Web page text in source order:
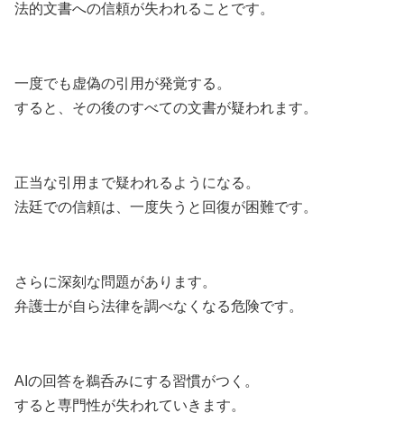
法的文書への信頼が失われることです。
一度でも虚偽の引用が発覚する。
すると、その後のすべての文書が疑われます。
正当な引用まで疑われるようになる。
法廷での信頼は、一度失うと回復が困難です。
さらに深刻な問題があります。
弁護士が自ら法律を調べなくなる危険です。
AIの回答を鵜呑みにする習慣がつく。
すると専門性が失われていきます。